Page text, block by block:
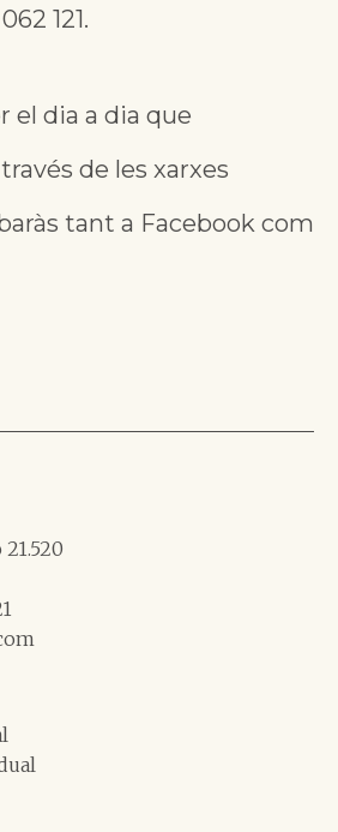
121.
el dia a dia que
de les xarxes
tant a Facebook com